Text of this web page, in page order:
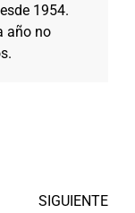
1954.
año no
SIGUIENTE